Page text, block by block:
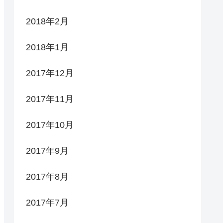
2018年2月
2018年1月
2017年12月
2017年11月
2017年10月
2017年9月
2017年8月
2017年7月